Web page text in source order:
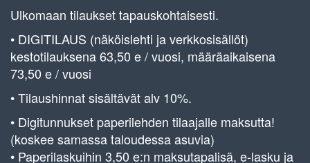
Ulkomaan tilaukset tapauskohtaisesti.
• DIGITILAUS (näköislehti ja verkkosisällöt)
kestotilauksena 63,50 e / vuosi, määräaikaisena
73,50 e / vuosi
• Tilaushinnat sisältävät alv 10%.
• Digitunnukset paperilehden tilaajalle maksutta!
(koskee samassa taloudessa asuvia)
• Paperilaskuihin 3,50 e:n maksutapalisä, e-lasku ja